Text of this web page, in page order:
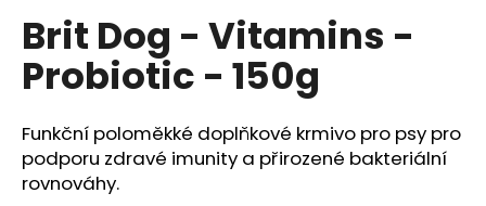
produktu
je
0,0
hvězdiček.
Brit Dog - Vitamins -
Probiotic - 150g
Funkční poloměkké doplňkové krmivo pro psy pro
podporu zdravé imunity a přirozené bakteriální
rovnováhy.
?
HLEDAT